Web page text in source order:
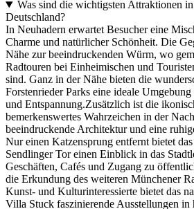
Was sind die wichtigsten Attraktionen
Deutschland?
In Neuhadern erwartet Besucher eine
Charme und natürlicher Schönheit. Die
Nähe zur beeindruckenden Würm, wo
Radtouren bei Einheimischen und
sind. Ganz in der Nähe bieten die
Forstenrieder Parks eine ideale
und Entspannung.Zusätzlich ist die
bemerkenswertes Wahrzeichen in der
beeindruckende Architektur und eine
Nur einen Katzensprung entfernt bietet
Sendlinger Tor einen Einblick in das
Geschäften, Cafés und Zugang zu
die Erkundung des weiteren Münchener
Kunst- und Kulturinteressierte bietet das
Villa Stuck faszinierende Ausstellungen in